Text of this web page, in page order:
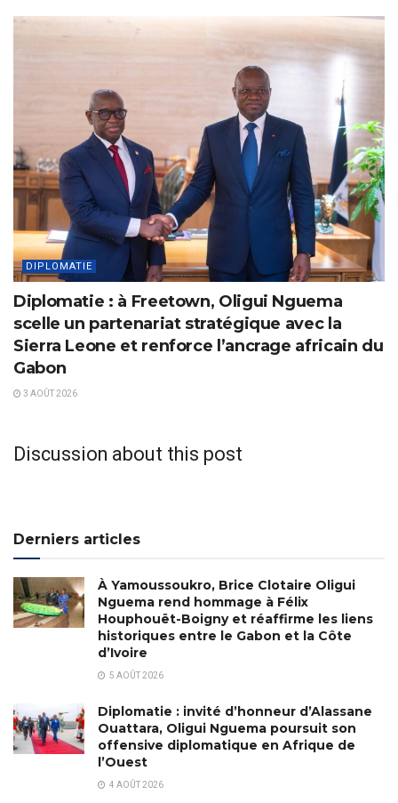
DIPLOMATIE
Diplomatie : à Freetown, Oligui Nguema
scelle un partenariat stratégique avec la
Sierra Leone et renforce l’ancrage africain du
Gabon
3 AOÛT 2026
Discussion about this post
Derniers articles
À Yamoussoukro, Brice Clotaire Oligui
Nguema rend hommage à Félix
Houphouët-Boigny et réaffirme les liens
historiques entre le Gabon et la Côte
d’Ivoire
5 AOÛT 2026
Diplomatie : invité d’honneur d’Alassane
Ouattara, Oligui Nguema poursuit son
offensive diplomatique en Afrique de
l’Ouest
4 AOÛT 2026